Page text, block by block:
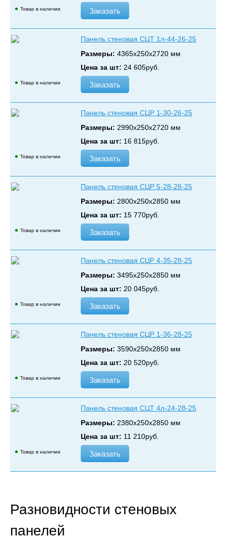
Товар в наличии Заказать
Товар в наличии
Панель стеновая СЦТ 1л-44-26-25
Размеры: 4365х250х2720 мм
Цена за шт: 24 605руб.
Заказать
Товар в наличии
Панель стеновая СЦР 1-30-26-25
Размеры: 2990х250х2720 мм
Цена за шт: 16 815руб.
Заказать
Товар в наличии
Панель стеновая СЦР 5-28-28-25
Размеры: 2800х250х2850 мм
Цена за шт: 15 770руб.
Заказать
Товар в наличии
Панель стеновая СЦР 4-35-28-25
Размеры: 3495х250х2850 мм
Цена за шт: 20 045руб.
Заказать
Товар в наличии
Панель стеновая СЦР 1-36-28-25
Размеры: 3590х250х2850 мм
Цена за шт: 20 520руб.
Заказать
Товар в наличии
Панель стеновая СЦТ 4л-24-28-25
Размеры: 2380х250х2850 мм
Цена за шт: 11 210руб.
Заказать
Разновидности стеновых
панелей